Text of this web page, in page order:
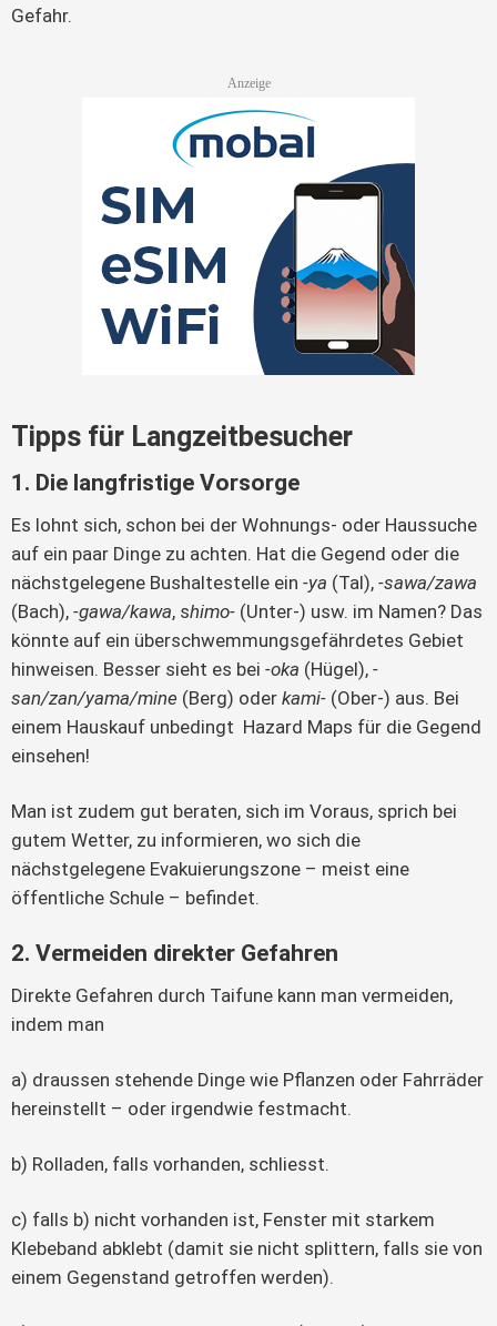
Gefahr.
Tipps für Langzeitbesucher
1. Die langfristige Vorsorge
Es lohnt sich, schon bei der Wohnungs- oder Haussuche
auf ein paar Dinge zu achten. Hat die Gegend oder die
nächstgelegene Bushaltestelle ein -ya (Tal), -sawa/zawa
(Bach), -gawa/kawa, shimo- (Unter-) usw. im Namen? Das
könnte auf ein überschwemmungsgefährdetes Gebiet
hinweisen. Besser sieht es bei -oka (Hügel), -
san/zan/yama/mine (Berg) oder kami- (Ober-) aus. Bei
einem Hauskauf unbedingt Hazard Maps für die Gegend
einsehen!
Man ist zudem gut beraten, sich im Voraus, sprich bei
gutem Wetter, zu informieren, wo sich die
nächstgelegene Evakuierungszone – meist eine
öffentliche Schule – befindet.
2. Vermeiden direkter Gefahren
Direkte Gefahren durch Taifune kann man vermeiden,
indem man
a) draussen stehende Dinge wie Pflanzen oder Fahrräder
hereinstellt – oder irgendwie festmacht.
b) Rolladen, falls vorhanden, schliesst.
c) falls b) nicht vorhanden ist, Fenster mit starkem
Klebeband abklebt (damit sie nicht splittern, falls sie von
einem Gegenstand getroffen werden).